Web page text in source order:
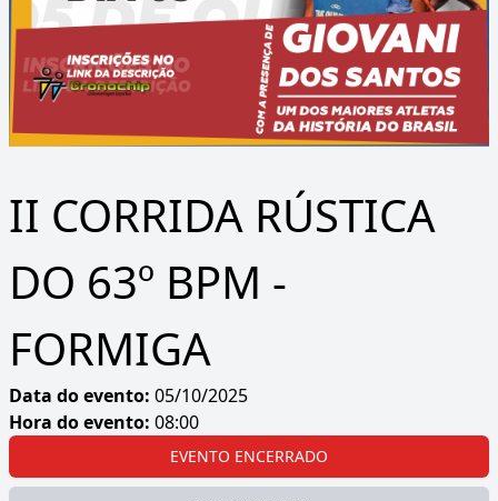
II CORRIDA RÚSTICA
DO 63º BPM -
FORMIGA
Data do evento: 05/10/2025
Hora do evento: 08:00
EVENTO ENCERRADO